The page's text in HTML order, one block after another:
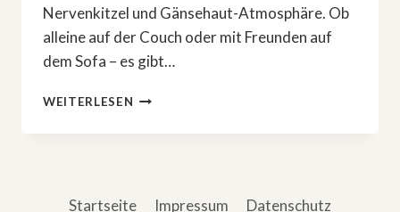
Nervenkitzel und Gänsehaut-Atmosphäre. Ob
alleine auf der Couch oder mit Freunden auf
dem Sofa – es gibt…
WEITERLESEN DIE
HORRORFILME
NETFLIX
Startseite Impressum Datenschutz